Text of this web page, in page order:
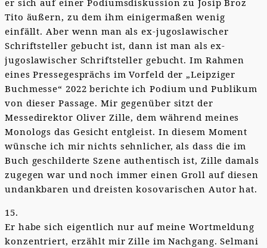
er sich auf einer Podiumsdiskussion zu Josip Broz
Tito äußern, zu dem ihm einigermaßen wenig
einfällt. Aber wenn man als ex-jugoslawischer
Schriftsteller gebucht ist, dann ist man als ex-
jugoslawischer Schriftsteller gebucht. Im Rahmen
eines Pressegesprächs im Vorfeld der „Leipziger
Buchmesse“ 2022 berichte ich Podium und Publikum
von dieser Passage. Mir gegenüber sitzt der
Messedirektor Oliver Zille, dem während meines
Monologs das Gesicht entgleist. In diesem Moment
wünsche ich mir nichts sehnlicher, als dass die im
Buch geschilderte Szene authentisch ist, Zille damals
zugegen war und noch immer einen Groll auf diesen
undankbaren und dreisten kosovarischen Autor hat.
15.
Er habe sich eigentlich nur auf meine Wortmeldung
konzentriert, erzählt mir Zille im Nachgang. Selmani